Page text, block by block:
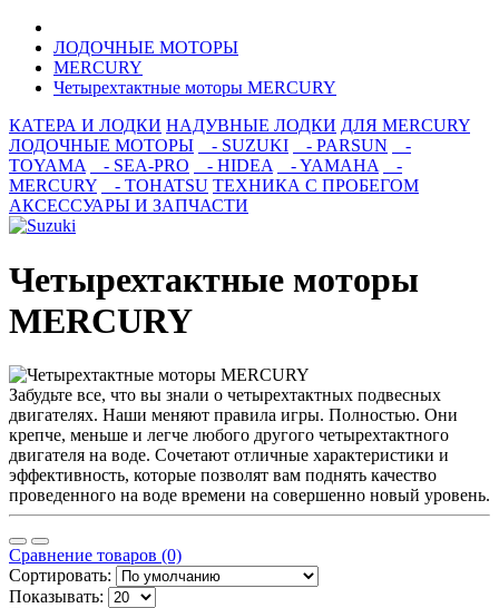
ЛОДОЧНЫЕ МОТОРЫ
MERCURY
Четырехтактные моторы MERCURY
КАТЕРА И ЛОДКИ НАДУВНЫЕ ЛОДКИ ДЛЯ MERCURY
ЛОДОЧНЫЕ МОТОРЫ
- SUZUKI - PARSUN
-
TOYAMA
- SEA-PRO - HIDEA - YAMAHA
-
MERCURY
- TOHATSU ТЕХНИКА С ПРОБЕГОМ
АКСЕССУАРЫ И ЗАПЧАСТИ
Четырехтактные моторы
MERCURY
Забудьте все, что вы знали о четырехтактных подвесных
двигателях. Наши меняют правила игры. Полностью. Они
крепче, меньше и легче любого другого четырехтактного
двигателя на воде. Сочетают отличные характеристики и
эффективность, которые позволят вам поднять качество
проведенного на воде времени на совершенно новый уровень.
Сравнение товаров (0)
Сортировать:
Показывать: